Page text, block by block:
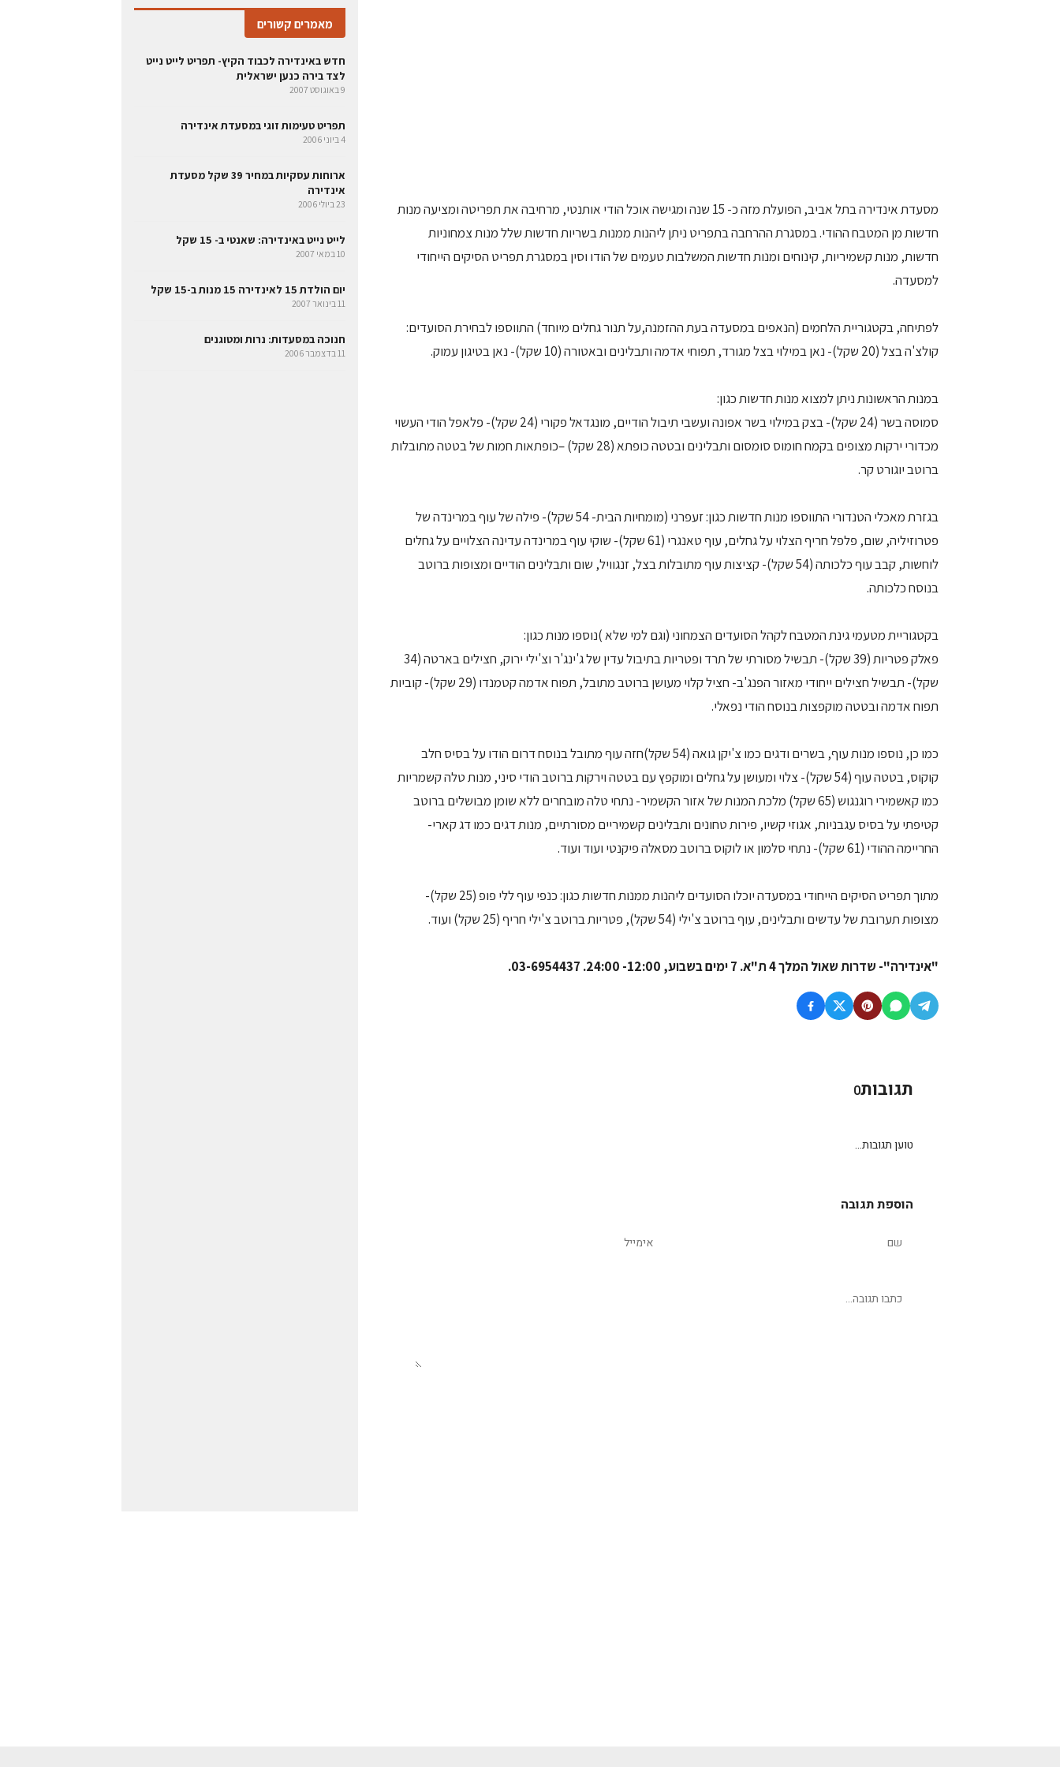
מסעדת אינדירה בתל אביב, הפועלת מזה כ- 15 שנה ומגישה אוכל הודי אותנטי, מרחיבה את תפריטה ומציעה מנות
חדשות מן המטבח ההודי. במסגרת ההרחבה בתפריט ניתן ליהנות ממנות בשריות חדשות שלל מנות צמחוניות
חדשות, מנות קשמיריות, קינוחים ומנות חדשות המשלבות טעמים של הודו וסין במסגרת תפריט הסיקים הייחודי
למסעדה.
לפתיחה, בקטגוריית הלחמים (הנאפים במסעדה בעת ההזמנה,על תנור גחלים מיוחד) התווספו לבחירת הסועדים:
קולצ'ה בצל (20 שקל)- נאן במילוי בצל מגורד, תפוחי אדמה ותבלינים ובאטורה (10 שקל)- נאן בטיגון עמוק.
במנות הראשונות ניתן למצוא מנות חדשות כגון:
סמוסה בשר (24 שקל)- בצק במילוי בשר אפונה ועשבי תיבול הודיים, מונגדאל פקורי (24 שקל)- פלאפל הודי העשוי
מכדורי ירקות מצופים בקמח חומוס סומסום ותבלינים ובטטה כופתא (28 שקל) –כופתאות חמות של בטטה מתובלות
ברוטב יוגורט קר.
בגזרת מאכלי הטנדורי התווספו מנות חדשות כגון: זעפרני (מומחיות הבית- 54 שקל)- פילה של עוף במרינדה של
פטרוזיליה, שום, פלפל חריף הצלוי על גחלים, עוף טאנגרי (61 שקל)- שוקי עוף במרינדה עדינה הצלויים על גחלים
לוחשות, קבב עוף כלכותה (54 שקל)- קציצות עוף מתובלות בצל, זנגוויל, שום ותבלינים הודיים ומצופות ברוטב
בנוסח כלכותה.
בקטגוריית מטעמי גינת המטבח לקהל הסועדים הצמחוני (וגם למי שלא )נוספו מנות כגון:
פאלק פטריות (39 שקל)- תבשיל מסורתי של תרד ופטריות בתיבול עדין של ג'ינג'ר וצ'ילי ירוק, חצילים בארטה (34
שקל)- תבשיל חצילים ייחודי מאזור הפנג'ב- חציל קלוי מעושן ברוטב מתובל, תפוח אדמה קטמנדו (29 שקל)- קוביות
תפוח אדמה ובטטה מוקפצות בנוסח הודי נפאלי.
כמו כן, נוספו מנות עוף, בשרים ודגים כמו צ'יקן גואה (54 שקל)חזה עוף מתובל בנוסח דרום הודו על בסיס חלב
קוקוס, בטטה עוף (54 שקל)- צלוי ומעושן על גחלים ומוקפץ עם בטטה וירקות ברוטב הודי סיני, מנות טלה קשמריות
כמו קאשמירי רוגנגוש (65 שקל) מלכת המנות של אזור הקשמיר- נתחי טלה מובחרים ללא שומן מבושלים ברוטב
קטיפתי על בסיס עגבניות, אגוזי קשיו, פירות טחונים ותבלינים קשמיריים מסורתיים, מנות דגים כמו דג קארי-
החריימה ההודי (61 שקל)- נתחי סלמון או לוקוס ברוטב מסאלה פיקנטי ועוד ועוד.
מתוך תפריט הסיקים הייחודי במסעדה יוכלו הסועדים ליהנות ממנות חדשות כגון: כנפי עוף ללי פופ (25 שקל)-
מצופות תערובת של עדשים ותבלינים, עוף ברוטב צ'ילי (54 שקל), פטריות ברוטב צ'ילי חריף (25 שקל) ועוד.
"אינדירה"- שדרות שאול המלך 4 ת"א. 7 ימים בשבוע, 12:00- 24:00. 03-6954437.
תגובות0
טוען תגובות...
הוספת תגובה
מאמרים קשורים
חדש באינדירה לכבוד הקיץ- תפריט לייט נייט
לצד בירה כנען ישראלית
9 באוגוסט 2007
תפריט טעימות זוגי במסעדת אינדירה
4 ביוני 2006
ארוחות עסקיות במחיר 39 שקל מסעדת
אינדירה
23 ביולי 2006
לייט נייט באינדירה: שאנטי ב- 15 שקל
10 במאי 2007
יום הולדת 15 לאינדירה 15 מנות ב-15 שקל
11 בינואר 2007
חנוכה במסעדות: נרות ומטוגנים
11 בדצמבר 2006